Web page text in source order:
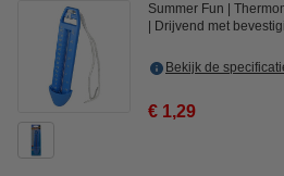
Summer Fun
Drijvend met
Bekijk de
€ 1,29